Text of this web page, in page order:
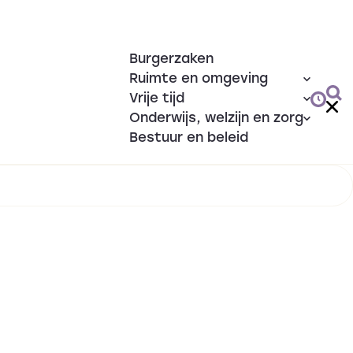
Burgerzaken
Ruimte en omgeving
Vrije tijd
Onderwijs, welzijn en zorg
Bestuur en beleid